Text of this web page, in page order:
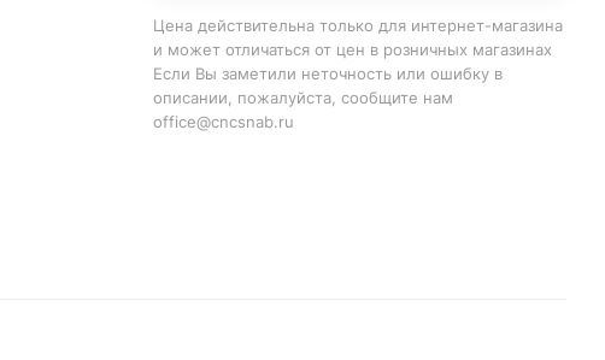
Цена действительна только для интернет-магазина
и может отличаться от цен в розничных магазинах
Если Вы заметили неточность или ошибку в
описании, пожалуйста, сообщите нам
office@cncsnab.ru